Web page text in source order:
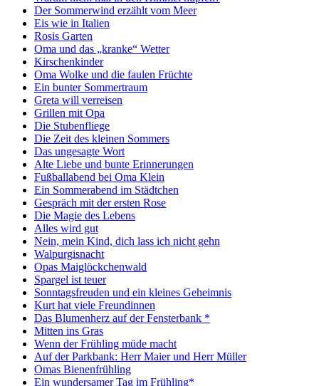
Der Sommerwind erzählt vom Meer
Eis wie in Italien
Rosis Garten
Oma und das „kranke“ Wetter
Kirschenkinder
Oma Wolke und die faulen Früchte
Ein bunter Sommertraum
Greta will verreisen
Grillen mit Opa
Die Stubenfliege
Die Zeit des kleinen Sommers
Das ungesagte Wort
Alte Liebe und bunte Erinnerungen
Fußballabend bei Oma Klein
Ein Sommerabend im Städtchen
Gespräch mit der ersten Rose
Die Magie des Lebens
Alles wird gut
Nein, mein Kind, dich lass ich nicht gehn
Walpurgisnacht
Opas Maiglöckchenwald
Spargel ist teuer
Sonntagsfreuden und ein kleines Geheimnis
Kurt hat viele Freundinnen
Das Blumenherz auf der Fensterbank *
Mitten ins Gras
Wenn der Frühling müde macht
Auf der Parkbank: Herr Maier und Herr Müller
Omas Bienenfrühling
Ein wundersamer Tag im Frühling*